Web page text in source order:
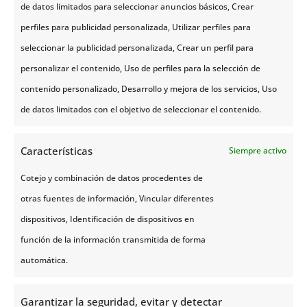
de datos limitados para seleccionar anuncios básicos, Crear
perfiles para publicidad personalizada, Utilizar perfiles para
seleccionar la publicidad personalizada, Crear un perfil para
personalizar el contenido, Uso de perfiles para la selección de
contenido personalizado, Desarrollo y mejora de los servicios, Uso
de datos limitados con el objetivo de seleccionar el contenido.
Características Siempre activo
Cotejo y combinación de datos procedentes de
otras fuentes de información, Vincular diferentes
dispositivos, Identificación de dispositivos en
función de la información transmitida de forma
automática.
Garantizar la seguridad, evitar y detectar
Desde las caídas de agua de
hasta las
arenas negras de Vík, seleccionamos las paradas
que definen el carácter dramático de Islandia. Son
convierten en las protagonistas del día.
Y mucho más.
sobre la cantidad. Preferimos operar una ruta que
garantizar el mejor servicio, guías expertos y
alojamientos de confianza antes de diversificar
organizados a Noruega?Mientras que
Noruega
debido a la escasez de núcleos urbanos, por lo que